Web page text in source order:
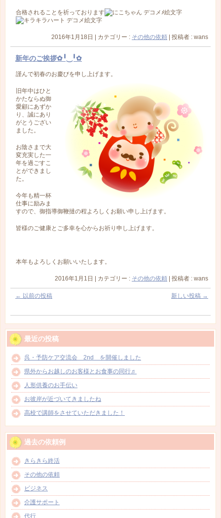
合格されることを祈っております
2016年1月18日 カテゴリー : その他の依頼 投稿者 : wans
新年のご挨拶✿╹‿╹✿
謹んで初春のお慶びを申し上げます。
旧年中はひと
かたならぬ御
愛顧にあずか
り、誠にあり
がとうござい
ました。
お陰さまで大
変充実した一
年を過ごすこ
とができまし
た。
今年も精一杯
仕事に励みま
すので、御指導御鞭撻の程よろしくお願い申し上げます。
皆様のご健康とご多幸を心からお祈り申し上げます。
本年もよろしくお願いいたします。
2016年1月1日 カテゴリー : その他の依頼 投稿者 : wans
← 以前の投稿 新しい投稿 →
最近の投稿
呉・予防ケア交流会 2nd を開催しました
県外からお越しのお客様とお食事の同行♬
人形供養のお手伝い
お彼岸が近づいてきましたね
高校で講師をさせていただきました！
過去の依頼例
きらきら終活
その他の依頼
ビジネス
介護サポート
代行